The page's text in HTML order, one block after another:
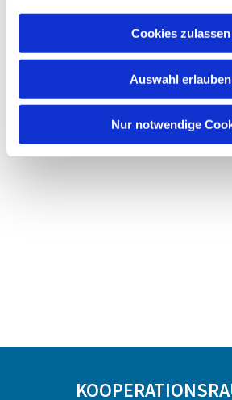
Cookies zulassen
Auswahl erlauben
Nur notwendige